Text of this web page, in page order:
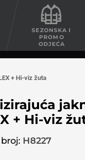
SEZONSKA I
PROMO
ODJEĆA
+ Hi-viz žuta
+ Hi-viz
H8227